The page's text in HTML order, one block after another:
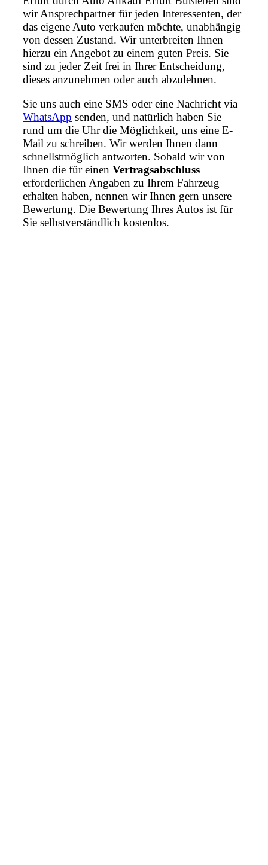
wir Ansprechpartner für jeden Interessenten, der
das eigene Auto verkaufen möchte, unabhängig
von dessen Zustand. Wir unterbreiten Ihnen
hierzu ein Angebot zu einem guten Preis. Sie
sind zu jeder Zeit frei in Ihrer Entscheidung,
dieses anzunehmen oder auch abzulehnen.
Sie uns auch eine SMS oder eine Nachricht via
WhatsApp senden, und natürlich haben Sie
rund um die Uhr die Möglichkeit, uns eine E-
Mail zu schreiben. Wir werden Ihnen dann
schnellstmöglich antworten. Sobald wir von
Ihnen die für einen Vertragsabschluss
erforderlichen Angaben zu Ihrem Fahrzeug
erhalten haben, nennen wir Ihnen gern unsere
Bewertung. Die Bewertung Ihres Autos ist für
Sie selbstverständlich kostenlos.